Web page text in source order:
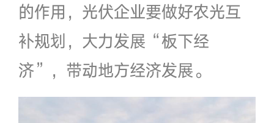
的作用，光伏企业要做好农光互
补规划，大力发展“板下经
济”，带动地方经济发展。